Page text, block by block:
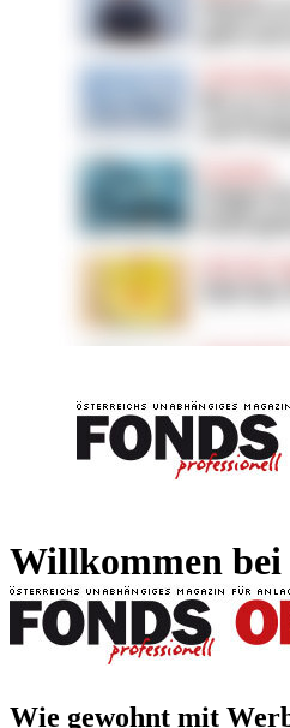
Willkommen bei
Wie gewohnt mit